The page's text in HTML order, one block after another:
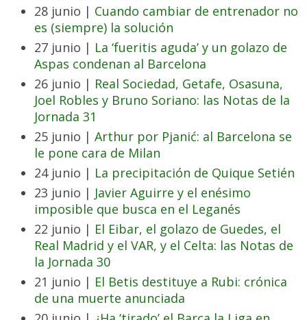
28 junio | Cuando cambiar de entrenador no
es (siempre) la solución
27 junio | La ‘fueritis aguda’ y un golazo de
Aspas condenan al Barcelona
26 junio | Real Sociedad, Getafe, Osasuna,
Joel Robles y Bruno Soriano: las Notas de la
Jornada 31
25 junio | Arthur por Pjanić: al Barcelona se
le pone cara de Milan
24 junio | La precipitación de Quique Setién
23 junio | Javier Aguirre y el enésimo
imposible que busca en el Leganés
22 junio | El Eibar, el golazo de Guedes, el
Real Madrid y el VAR, y el Celta: las Notas de
la Jornada 30
21 junio | El Betis destituye a Rubi: crónica
de una muerte anunciada